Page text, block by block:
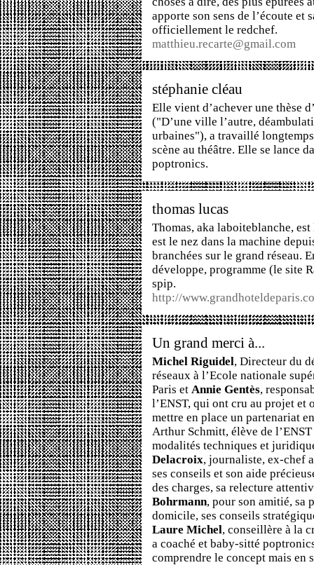
apporte son sens de l’écoute et
officiellement le redchef.
matthieu.recarte@gmail.com
stéphanie cléau
Elle vient d’achever une thèse
("D’une ville l’autre,
urbaines"), a travaillé
scène au théâtre. Elle se lance
poptronics.
thomas lucas
Thomas, aka laboiteblanche,
est le nez dans la machine
branchées sur le grand réseau.
développe, programme (le site
spip.
http://
Un grand merci à...
Michel Riguidel, Directeur du
réseaux à l’Ecole nationale
Paris et Annie Gentès,
l’ENST, qui ont cru au projet
mettre en place un partenariat
Arthur Schmitt, élève de
modalités techniques et
Delacroix, journaliste, ex-chef
ses conseils et son aide
des charges, sa relecture
Bohrmann, pour son amitié, sa
domicile, ses conseils
Laure Michel, conseillère à la
a coaché et baby-sitté
comprendre le concept mais en